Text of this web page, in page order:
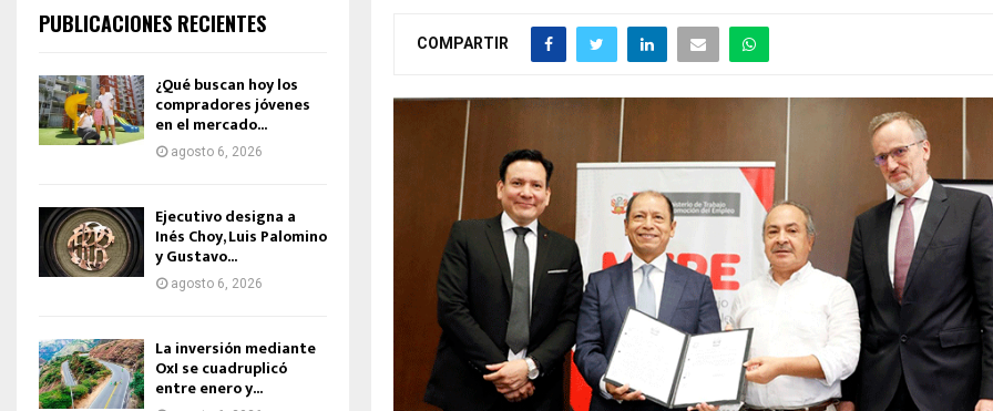
COMPARTIR
PUBLICACIONES RECIENTES
¿Qué buscan hoy los
compradores jóvenes
en el mercado...
agosto 6, 2026
Ejecutivo designa a
Inés Choy, Luis Palomino
y Gustavo...
agosto 6, 2026
La inversión mediante
OxI se cuadruplicó
entre enero y...